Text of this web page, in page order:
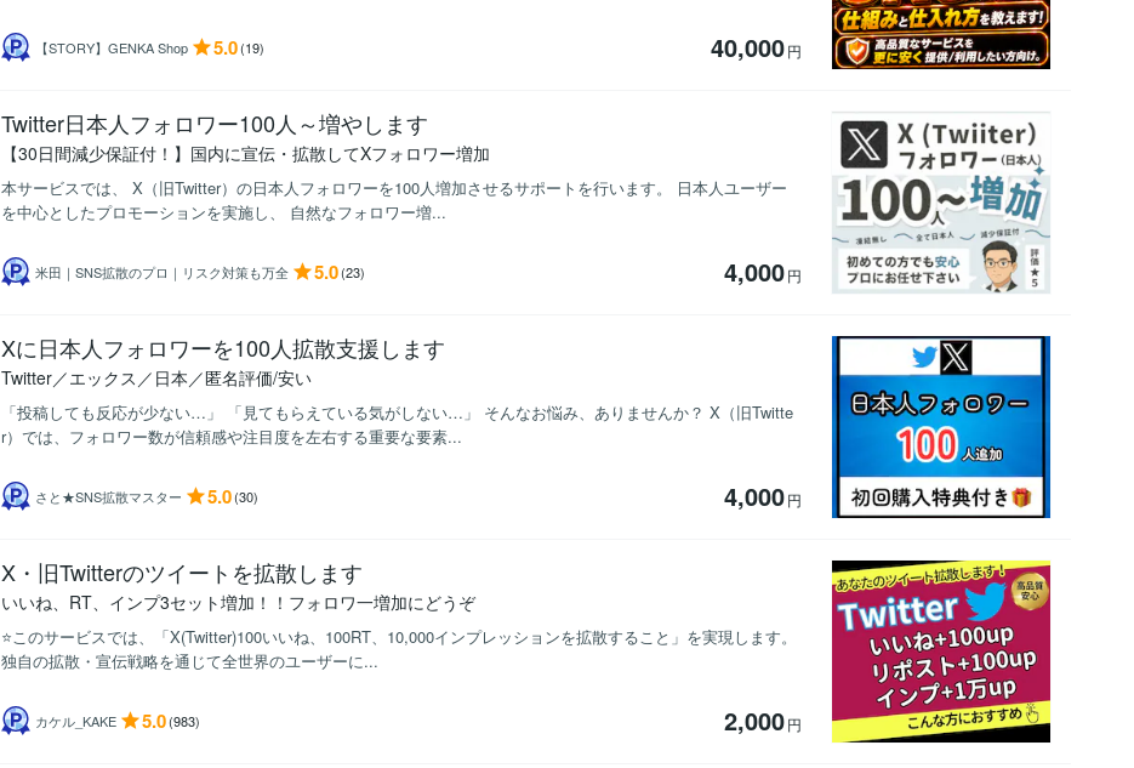
【STORY】GENKA Shop 5.0(19) 40,000円
Twitter日本人フォロワー100人～増やします
【30日間減少保証付！】国内に宣伝・拡散してXフォロワー増加
本サービスでは、 X（旧Twitter）の日本人フォロワーを100人増加させるサポートを行います。 日本人ユーザー
を中心としたプロモーションを実施し、 自然なフォロワー増...
米田｜SNS拡散のプロ｜リスク対策も万全 5.0(23) 4,000円
Xに日本人フォロワーを100人拡散支援します
Twitter／エックス／日本／匿名評価/安い
「投稿しても反応が少ない…」 「見てもらえている気がしない…」 そんなお悩み、ありませんか？ X（旧Twitte
r）では、フォロワー数が信頼感や注目度を左右する重要な要素...
さと★SNS拡散マスター 5.0(30) 4,000円
X・旧Twitterのツイートを拡散します
いいね、RT、インプ3セット増加！！フォロワ一増加にどうぞ
⭐️このサービスでは、「X(Twitter)100いいね、100RT、10,000インプレッションを拡散すること」を実現します。
独自の拡散・宣伝戦略を通じて全世界のユーザーに...
カケル_KAKE 5.0(983) 2,000円